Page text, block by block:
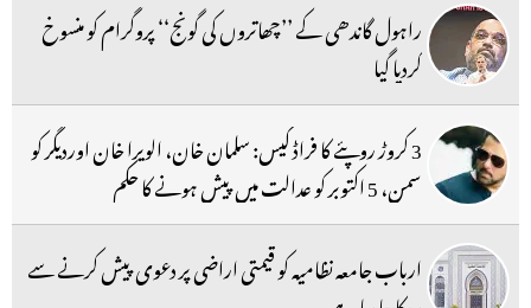
راہول گاندھی کے ’’چھاتروں کی گونج‘‘ پروگرام کو منسوخ
کردیا گیا
3 کروڑ روپئے کا فراڈ کیس: سلمان خان، الویرا خان اوردیگر کو
سمن، 5 اکتوبر کو عدالت میں پیش ہونے کا حکم
ارباب جامعہ نظامیہ کو قیمتی اراضی پر دعوی پیش کرنے سے